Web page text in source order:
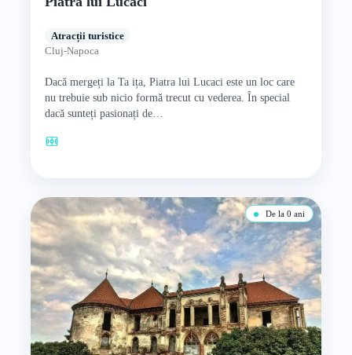
Atracții turistice
Cluj-Napoca
Dacă mergeți la Ta ița, Piatra lui Lucaci este un loc care
nu trebuie sub nicio formă trecut cu vederea. În special
dacă sunteți pasionați de…
De la 0 ani